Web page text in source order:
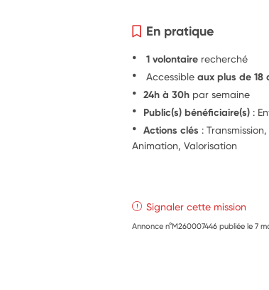
En pratique
1 volontaire recherché
Accessibleaux plus de 18
24h à 30h par semaine
Public(s) bénéficiaire(s) :
Actions clés :
Animation, Valorisation
Signaler cette mission
Annonce n°M260007446 publiée le7